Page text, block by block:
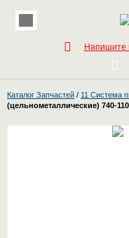
Напишите
Каталог Запчастей / 11 Система
(цельнометаллические) 740-